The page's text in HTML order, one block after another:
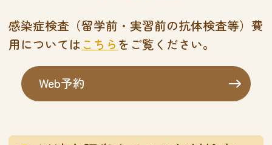
感染症検査（留学前・実習前の抗体検査等）費
用については こちら をご覧ください。
Web予約